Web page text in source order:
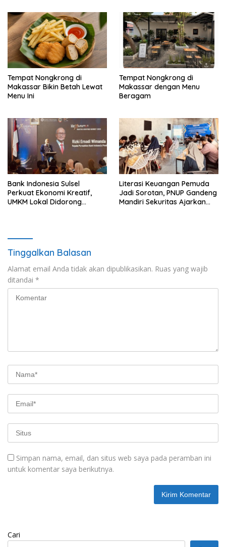
Tempat Nongkrong di
Makassar Bikin Betah Lewat
Menu Ini
Tempat Nongkrong di
Makassar dengan Menu
Beragam
Bank Indonesia Sulsel
Perkuat Ekonomi Kreatif,
UMKM Lokal Didorong
Literasi Keuangan Pemuda
Jadi Sorotan, PNUP Gandeng
Mandiri Sekuritas Ajarkan
Tinggalkan Balasan
Alamat email Anda tidak akan dipublikasikan. Ruas yang wajib
ditandai *
Simpan nama, email, dan situs web saya pada peramban ini
untuk komentar saya berikutnya.
Cari